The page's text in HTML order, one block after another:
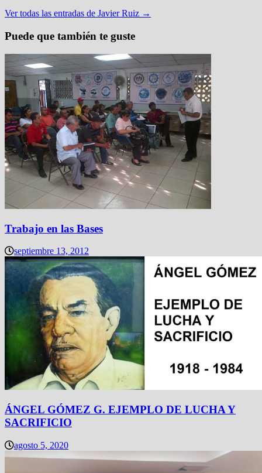
Ver todas las entradas de Javier Ruiz →
Puede que también te guste
Trabajo en las Bases
septiembre 13, 2012
ÁNGEL GÓMEZ G. EJEMPLO DE LUCHA Y
SACRIFICIO
agosto 5, 2020